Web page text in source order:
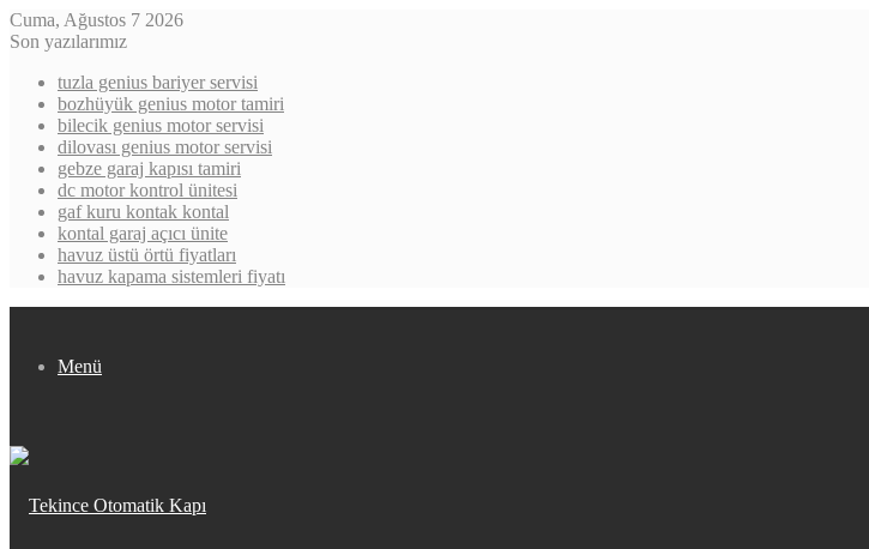
Cuma, Ağustos 7 2026
Son yazılarımız
tuzla genius bariyer servisi
bozhüyük genius motor tamiri
bilecik genius motor servisi
dilovası genius motor servisi
gebze garaj kapısı tamiri
dc motor kontrol ünitesi
gaf kuru kontak kontal
kontal garaj açıcı ünite
havuz üstü örtü fiyatları
havuz kapama sistemleri fiyatı
Menü